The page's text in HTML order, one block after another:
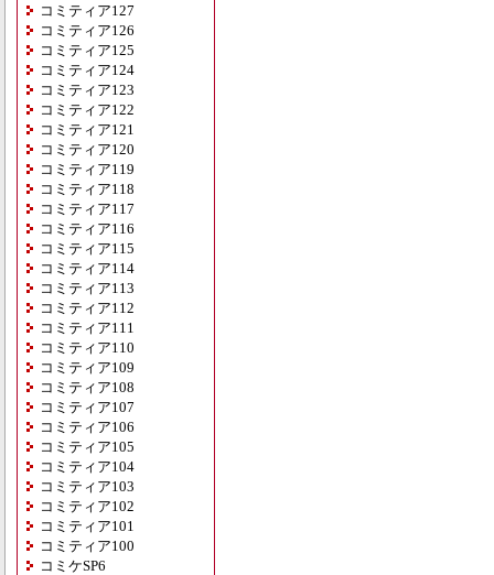
コミティア127
コミティア126
コミティア125
コミティア124
コミティア123
コミティア122
コミティア121
コミティア120
コミティア119
コミティア118
コミティア117
コミティア116
コミティア115
コミティア114
コミティア113
コミティア112
コミティア111
コミティア110
コミティア109
コミティア108
コミティア107
コミティア106
コミティア105
コミティア104
コミティア103
コミティア102
コミティア101
コミティア100
コミケSP6